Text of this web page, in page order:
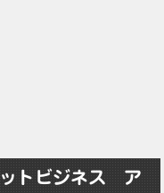
トビジネス ア